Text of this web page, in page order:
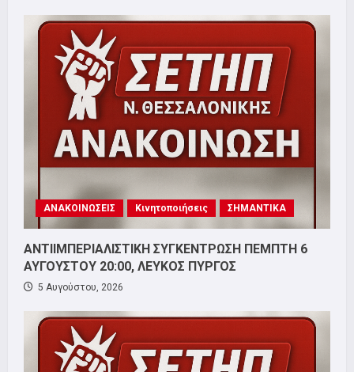
ΑΝΑΚΟΙΝΩΣΕΙΣ Κινητοποιήσεις ΣΗΜΑΝΤΙΚΑ
ΑΝΤΙΙΜΠΕΡΙΑΛΙΣΤΙΚΗ ΣΥΓΚΕΝΤΡΩΣΗ ΠΕΜΠΤΗ 6
ΑΥΓΟΥΣΤΟΥ 20:00, ΛΕΥΚΟΣ ΠΥΡΓΟΣ
5 Αυγούστου, 2026